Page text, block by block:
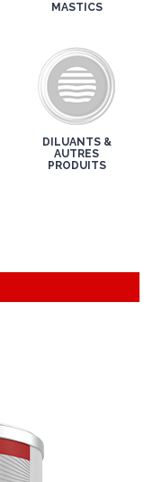
MASTICS
DILUANTS &
AUTRES
PRODUITS